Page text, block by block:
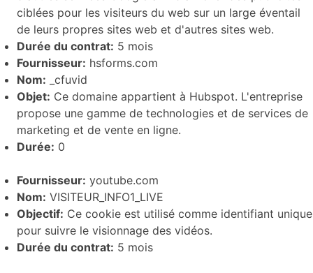
ciblées pour les visiteurs du web sur un large éventail
de leurs propres sites web et d'autres sites web.
Durée du contrat: 5 mois
Fournisseur: hsforms.com
Nom: _cfuvid
Objet: Ce domaine appartient à Hubspot. L'entreprise
propose une gamme de technologies et de services de
marketing et de vente en ligne.
Durée: 0
Fournisseur: youtube.com
Nom: VISITEUR_INFO1_LIVE
Objectif: Ce cookie est utilisé comme identifiant unique
pour suivre le visionnage des vidéos.
Durée du contrat: 5 mois